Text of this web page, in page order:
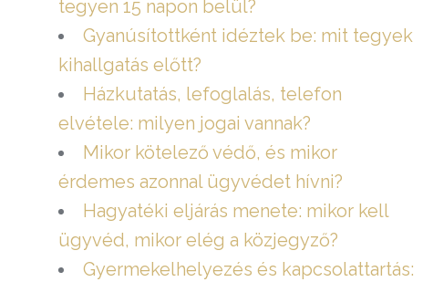
tegyen 15 napon belül?
Gyanúsítottként idéztek be: mit tegyek
kihallgatás előtt?
Házkutatás, lefoglalás, telefon
elvétele: milyen jogai vannak?
Mikor kötelező védő, és mikor
érdemes azonnal ügyvédet hívni?
Hagyatéki eljárás menete: mikor kell
ügyvéd, mikor elég a közjegyző?
Gyermekelhelyezés és kapcsolattartás: